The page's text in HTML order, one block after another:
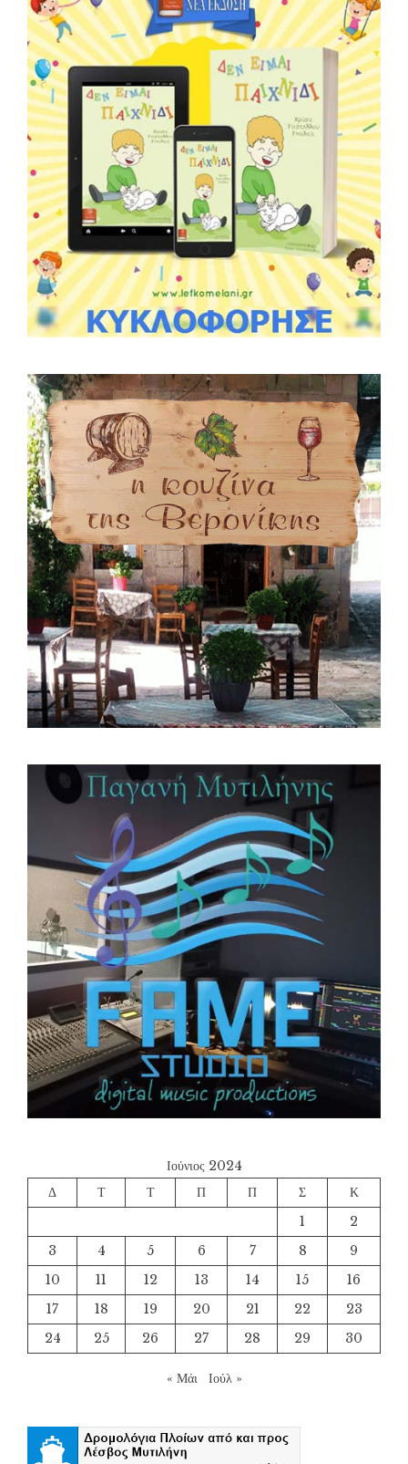
Ιούνιος 2024
Δ
Τ Τ Π Π Σ
Κ
1
2
3
4 5 6 7 8
9
10
11 12 13 14 15
16
17
18 19 20 21 22
23
24
25 26 27 28 29 30
« Μάι Ιούλ »